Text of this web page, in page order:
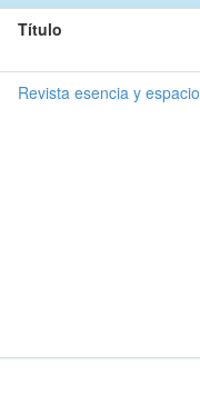
Título
Revista esencia y espacio